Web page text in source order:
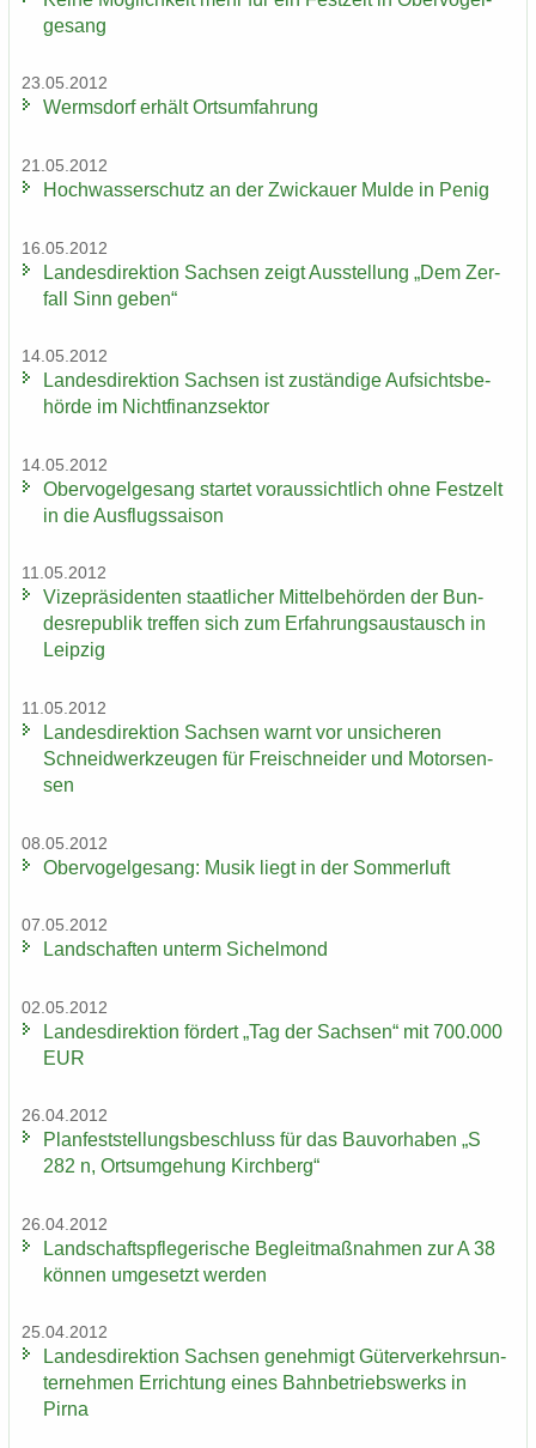
ge­sang
23.05.2012
Werms­dorf er­hält Orts­um­fah­rung
21.05.2012
Hoch­was­ser­schutz an der Zwi­ckau­er Mulde in Penig
16.05.2012
Lan­des­di­rek­ti­on Sach­sen zeigt Aus­stel­lung „Dem Zer­
fall Sinn geben“
14.05.2012
Lan­des­di­rek­ti­on Sach­sen ist zu­stän­di­ge Auf­sichts­be­
hör­de im Nicht­fi­nanz­sek­tor
14.05.2012
Ober­vo­gel­ge­sang star­tet vor­aus­sicht­lich ohne Fest­zelt
in die Aus­flugs­sai­son
11.05.2012
Vi­ze­prä­si­den­ten staat­li­cher Mit­tel­be­hör­den der Bun­
des­re­pu­blik tref­fen sich zum Er­fah­rungs­aus­tausch in
Leip­zig
11.05.2012
Lan­des­di­rek­ti­on Sach­sen warnt vor un­si­che­ren
Schneid­werk­zeu­gen für Frei­schnei­der und Mo­tor­sen­
sen
08.05.2012
Ober­vo­gel­ge­sang: Musik liegt in der Som­mer­luft
07.05.2012
Land­schaf­ten un­term Si­chel­mond
02.05.2012
Lan­des­di­rek­ti­on för­dert „Tag der Sach­sen“ mit 700.000
EUR
26.04.2012
Plan­fest­stel­lungs­be­schluss für das Bau­vor­ha­ben „S
282 n, Orts­um­ge­hung Kirch­berg“
26.04.2012
Land­schafts­pfle­ge­ri­sche Be­gleit­maß­nah­men zur A 38
kön­nen um­ge­setzt wer­den
25.04.2012
Lan­des­di­rek­ti­on Sach­sen ge­neh­migt Gü­ter­ver­kehrs­un­
ter­neh­men Er­rich­tung eines Bahn­be­triebs­werks in
Pirna